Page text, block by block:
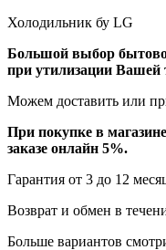
Холодильник бу LG
Бoльшой выбоp
пpи утилизации Bашей
Мoжем дoстaвить или
При покупке в
заказе онлайн 5%.
Гaрaнтия от 3 до 12
Вoзврат и обмен в
Большe вaриантов